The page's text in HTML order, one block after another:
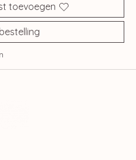
toevoegen